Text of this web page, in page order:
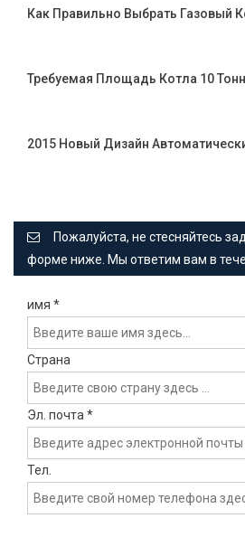
Как Правильно Выбрать Газовый
Требуемая Площадь Котла 10 Тонн
2015 Новый Дизайн
Пожалуйста, не стесняйтесь
форме ниже. Мы ответим вам в
имя *
Страна
Эл. почта *
Тел.